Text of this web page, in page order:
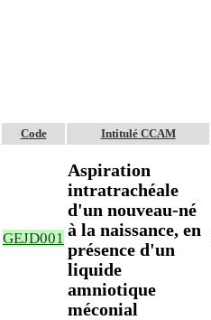
Code Intitulé CCAM
GEJD001
Aspiration
intratrachéale
d'un nouveau-né
à la naissance, en
présence d'un
liquide
amniotique
méconial